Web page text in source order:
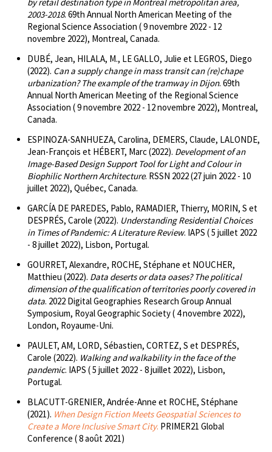
2003-2018. 69th Annual North American Meeting of the
Regional Science Association ( 9 novembre 2022 - 12
novembre 2022), Montreal, Canada.
DUBÉ, Jean, HILALA, M., LE GALLO, Julie et LEGROS, Diego
(2022). Can a supply change in mass transit can (re)chape
urbanization? The example of the tramway in Dijon. 69th
Annual North American Meeting of the Regional Science
Association ( 9 novembre 2022 - 12 novembre 2022), Montreal,
Canada.
ESPINOZA-SANHUEZA, Carolina, DEMERS, Claude, LALONDE,
Jean-François et HÉBERT, Marc (2022). Development of an
Image-Based Design Support Tool for Light and Colour in
Biophilic Northern Architecture. RSSN 2022 (27 juin 2022 - 10
juillet 2022), Québec, Canada.
GARCÍA DE PAREDES, Pablo, RAMADIER, Thierry, MORIN, S et
DESPRÉS, Carole (2022). Understanding Residential Choices
in Times of Pandemic: A Literature Review. IAPS ( 5 juillet 2022
- 8 juillet 2022), Lisbon, Portugal.
GOURRET, Alexandre, ROCHE, Stéphane et NOUCHER,
Matthieu (2022). Data deserts or data oases? The political
dimension of the qualification of territories poorly covered in
data. 2022 Digital Geographies Research Group Annual
Symposium, Royal Geographic Society ( 4 novembre 2022),
London, Royaume-Uni.
PAULET, AM, LORD, Sébastien, CORTEZ, S et DESPRÉS,
Carole (2022). Walking and walkability in the face of the
pandemic. IAPS ( 5 juillet 2022 - 8 juillet 2022), Lisbon,
Portugal.
BLACUTT-GRENIER, Andrée-Anne et ROCHE, Stéphane
(2021). When Design Fiction Meets Geospatial Sciences to
Create a More Inclusive Smart City. PRIMER21 Global
Conference ( 8 août 2021)